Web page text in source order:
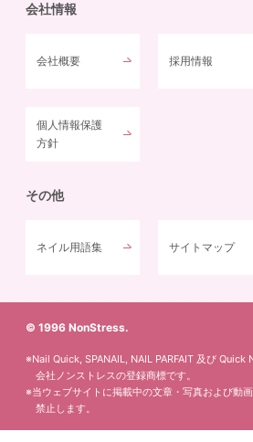
会社情報
会社概要 採用情報
個人情報保護
方針
その他
ネイル用語集 サイトマップ
© 1996 NonStress.
※Nail Quick, SPANAIL, NAIL PARFAIT 及び Quick
会社ノンストレスの登録商標です。
※当ウェブサイトに掲載中の文章・写真および動
禁止します。